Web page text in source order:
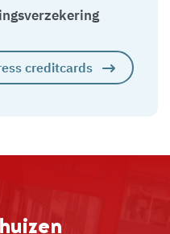
creditcards